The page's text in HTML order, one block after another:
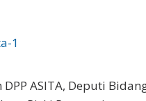
DPP ASITA, Deputi